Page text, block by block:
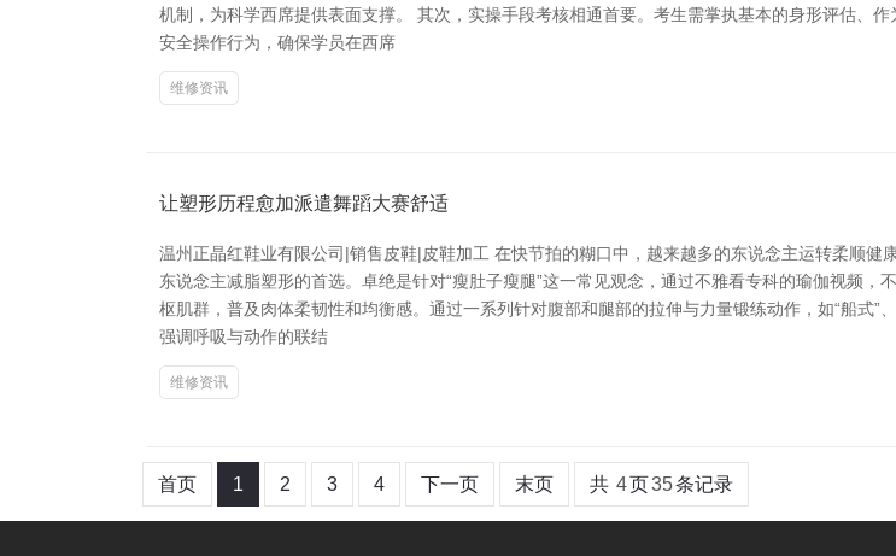
机制，为科学西席提供表面支撑。 其次，实操手段考核相通首要。考生需掌执基本的身形评估、
安全操作行为，确保学员在西席
维修资讯
让塑形历程愈加派遣舞蹈大赛舒适
温州正晶红鞋业有限公司|销售皮鞋|皮鞋加工 在快节拍的糊口中，越来越多的东说念主运转柔顺
东说念主减脂塑形的首选。卓绝是针对“瘦肚子瘦腿”这一常见观念，通过不雅看专科的瑜伽视频
枢肌群，普及肉体柔韧性和均衡感。通过一系列针对腹部和腿部的拉伸与力量锻练动作，如“船式”
强调呼吸与动作的联结
维修资讯
首页 1 2 3 4 下一页 末页 共 4页35条记录